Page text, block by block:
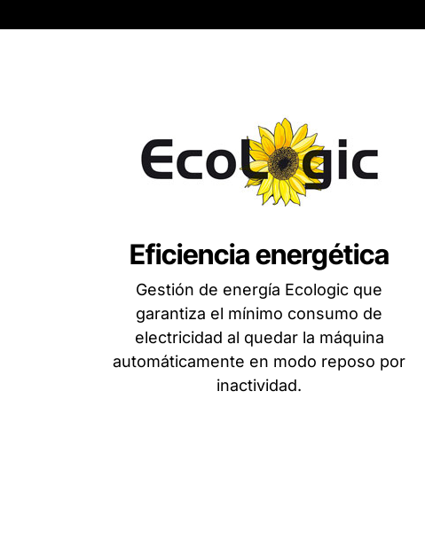
Eficiencia energética
Gestión de energía Ecologic que
garantiza el mínimo consumo de
electricidad al quedar la máquina
automáticamente en modo reposo por
inactividad.